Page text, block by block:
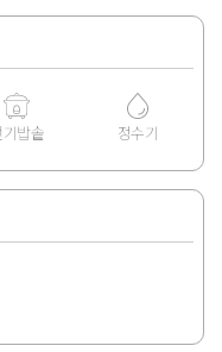
기밥솥 정수기